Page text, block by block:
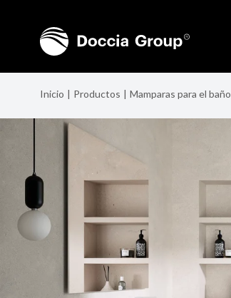
Inicio Productos Mamparas para el baño